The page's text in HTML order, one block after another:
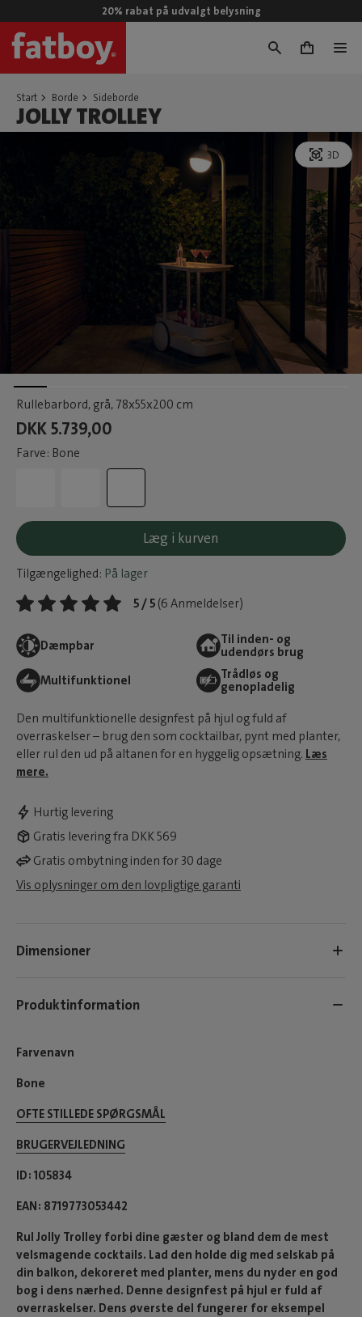
20% rabat på udvalgt belysning
0
Start Borde Sideborde
JOLLY TROLLEY
3D
Rullebarbord, grå, 78x55x200 cm
DKK 5.739,00
Farve: Bone
Læg i kurven
Tilgængelighed: På lager
5 / 5 (6 Anmeldelser)
Dæmpbar
Til inden- og
udendørs brug
Multifunktionel
Trådløs og
genopladelig
Den multifunktionelle designfest på hjul og fuld af
overraskelser – brug den som cocktailbar, pynt med planter,
eller rul den ud på altanen for en hyggelig opsætning. Læs
mere.
Hurtig levering
Gratis levering fra DKK 569
Gratis ombytning inden for 30 dage
Vis oplysninger om den lovpligtige garanti
Dimensioner
Produktinformation
Farvenavn
Bone
OFTE STILLEDE SPØRGSMÅL
BRUGERVEJLEDNING
ID 105834
EAN 8719773053442
Rul Jolly Trolley forbi dine gæster og bland dem de mest
velsmagende cocktails. Lad den holde dig med selskab på
din balkon, dekoreret med planter, mens du nyder en god
bog i dens nærhed. Denne designfest på hjul er fuld af
overraskelser. Dens øverste del fungerer for eksempel